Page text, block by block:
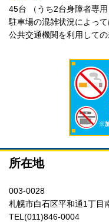
45台 （うち2台身障者専用
駐車場の混雑状況によっ
公共交通機関を利用して
所在地
003-0028
札幌市白石区平和通1丁目
TEL(011)846-0004